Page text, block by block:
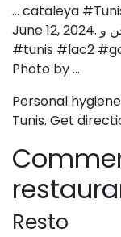
… cataleya
June 12, 2024. الطقس سخن و … coffee #caferesto
#tunis #lac2
Photo by …
Personal
Tunis. Get
Resto